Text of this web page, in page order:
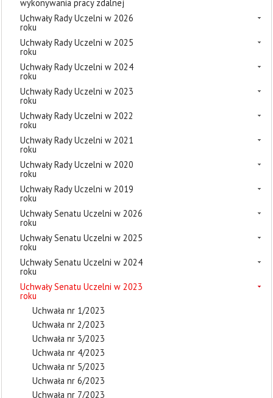
wykonywania pracy zdalnej
Uchwały Rady Uczelni w 2026
roku
Uchwały Rady Uczelni w 2025
roku
Uchwały Rady Uczelni w 2024
roku
Uchwały Rady Uczelni w 2023
roku
Uchwały Rady Uczelni w 2022
roku
Uchwały Rady Uczelni w 2021
roku
Uchwały Rady Uczelni w 2020
roku
Uchwały Rady Uczelni w 2019
roku
Uchwały Senatu Uczelni w 2026
roku
Uchwały Senatu Uczelni w 2025
roku
Uchwały Senatu Uczelni w 2024
roku
Uchwały Senatu Uczelni w 2023
roku
Uchwała nr 1/2023
Uchwała nr 2/2023
Uchwała nr 3/2023
Uchwała nr 4/2023
Uchwała nr 5/2023
Uchwała nr 6/2023
Uchwała nr 7/2023